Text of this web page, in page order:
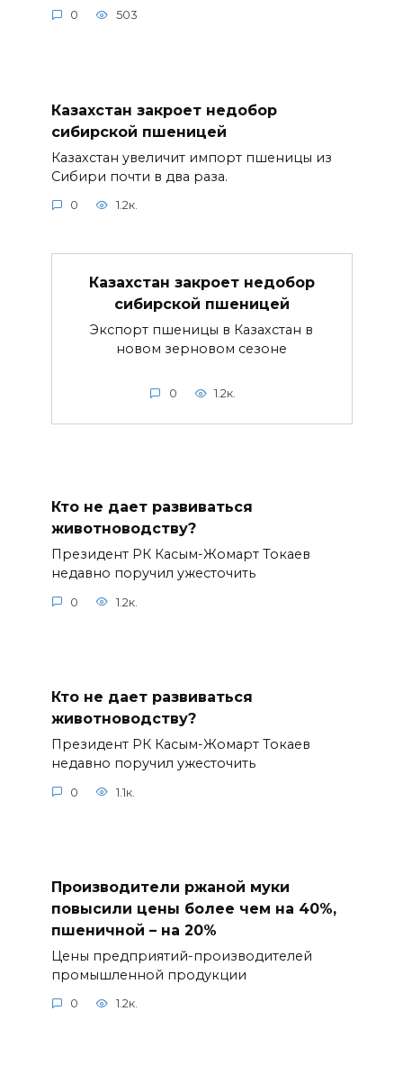
0 503
Казахстан закроет недобор
сибирской пшеницей
Казахстан увеличит импорт пшеницы из
Сибири почти в два раза.
0 1.2к.
Казахстан закроет недобор
сибирской пшеницей
Экспорт пшеницы в Казахстан в
новом зерновом сезоне
0 1.2к.
Кто не дает развиваться
животноводству?
Президент РК Касым-Жомарт Токаев
недавно поручил ужесточить
0 1.2к.
Кто не дает развиваться
животноводству?
Президент РК Касым-Жомарт Токаев
недавно поручил ужесточить
0 1.1к.
Производители ржаной муки
повысили цены более чем на 40%,
пшеничной – на 20%
Цены предприятий-производителей
промышленной продукции
0 1.2к.